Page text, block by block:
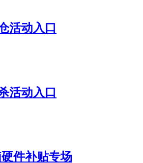
活动入口
活动入口
件补贴专场